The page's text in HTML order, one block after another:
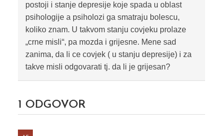
postoji i stanje depresije koje spada u oblast
psihologije a psiholozi ga smatraju bolescu,
koliko znam. U takvom stanju covjeku prolaze
„crne misli“, pa mozda i grijesne. Mene sad
zanima, da li ce covjek ( u stanju depresije) i za
takve misli odgovarati tj. da li je grijesan?
1 ODGOVOR